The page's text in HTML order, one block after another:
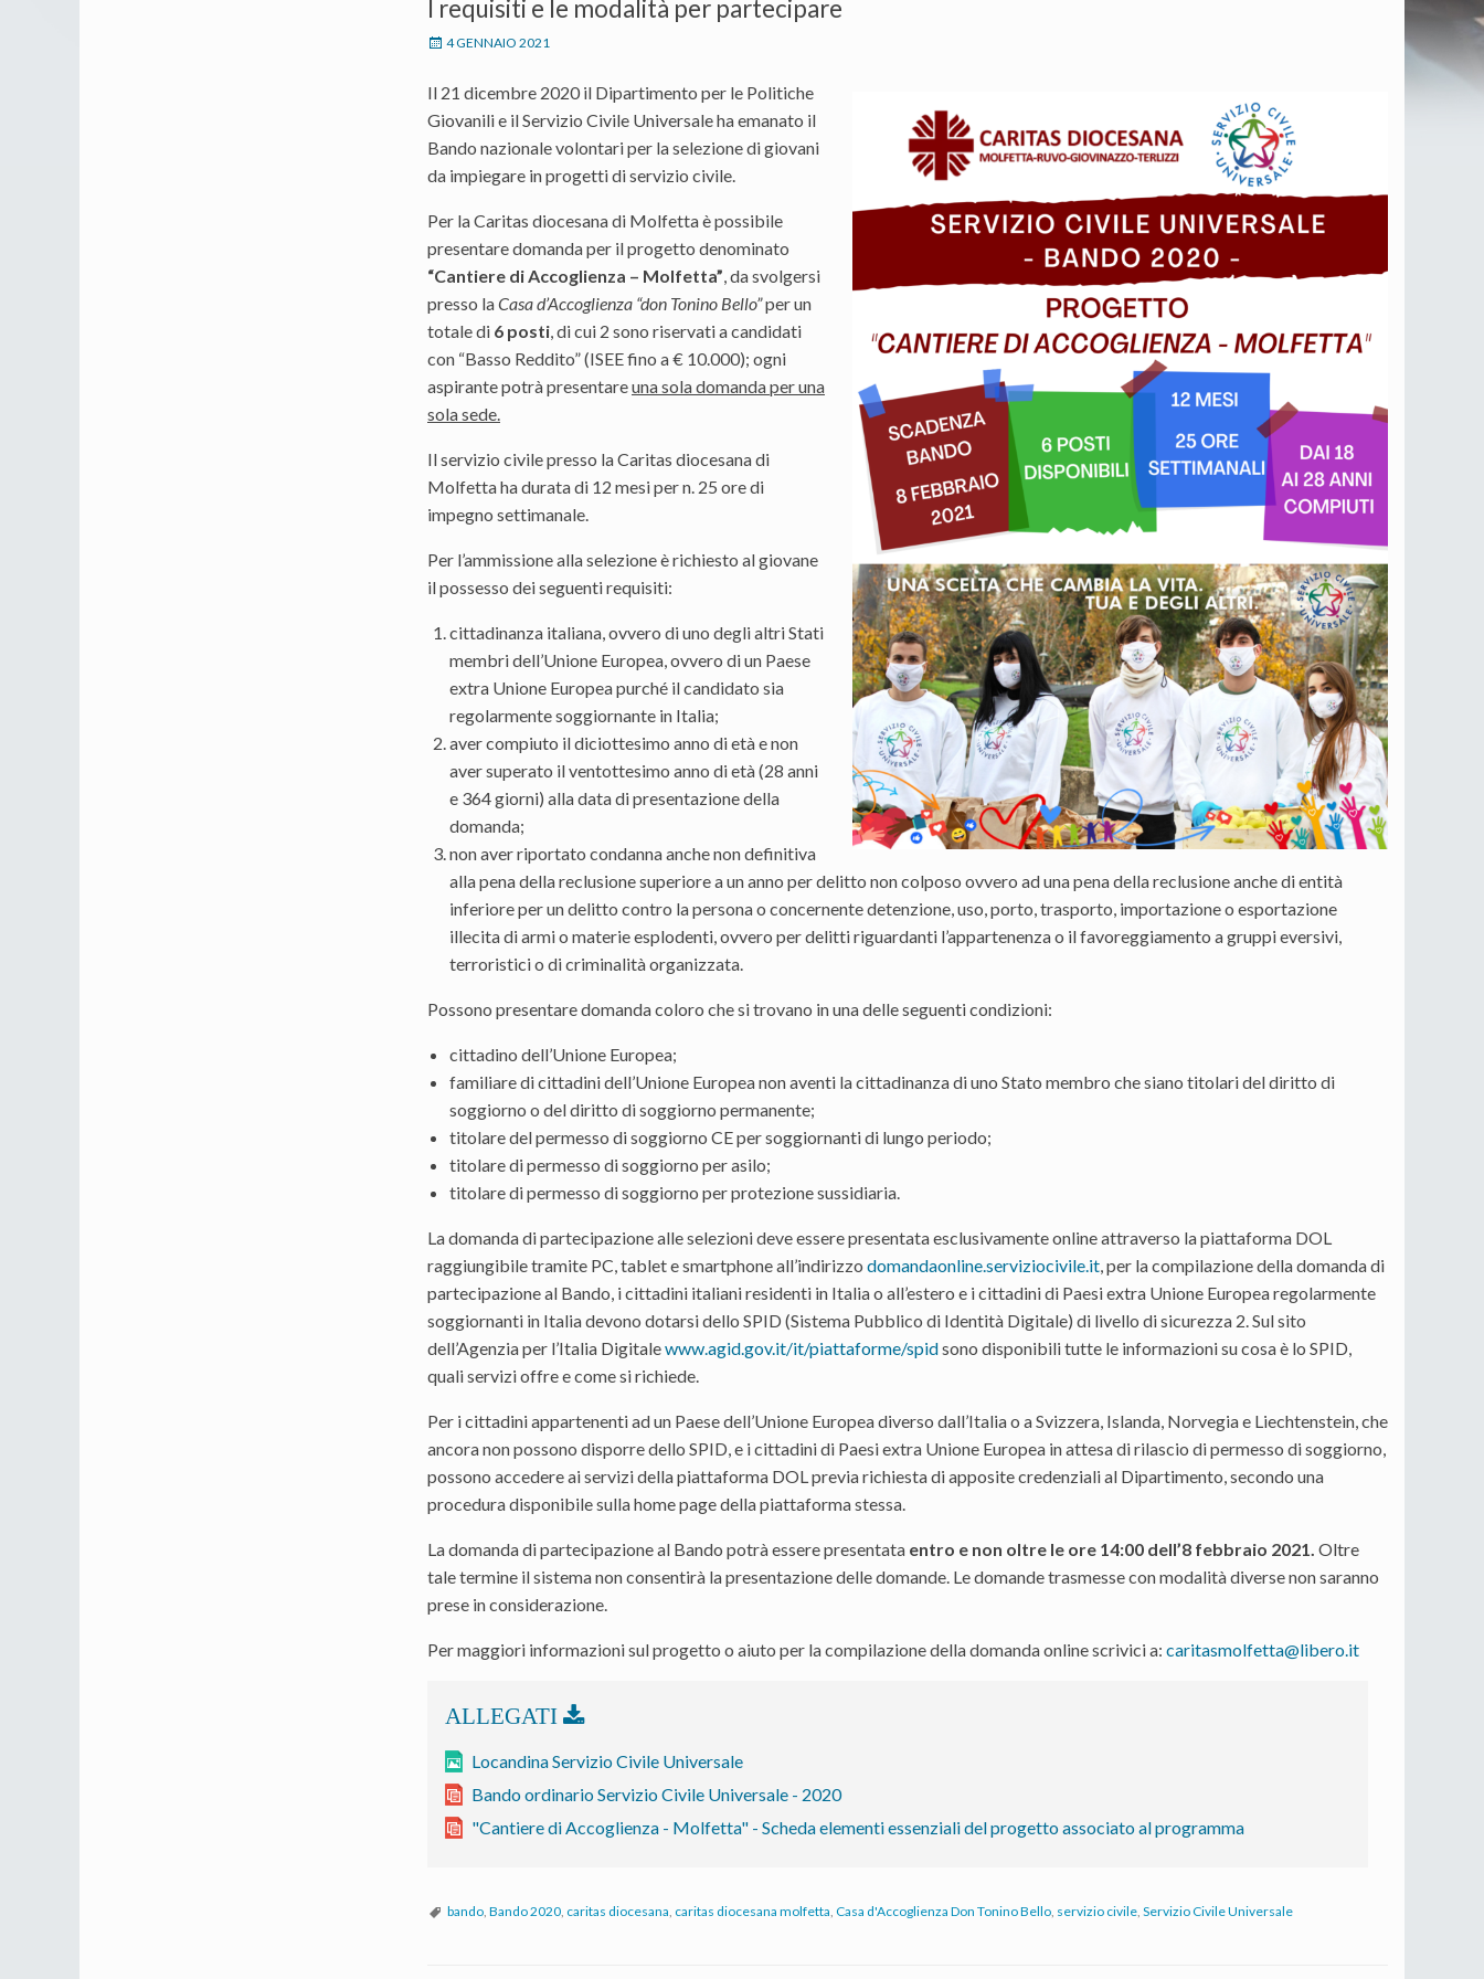
I requisiti e le modalità per partecipare
4 GENNAIO 2021
Il 21 dicembre 2020 il Dipartimento per le Politiche
Giovanili e il Servizio Civile Universale ha emanato il
Bando nazionale volontari per la selezione di giovani
da impiegare in progetti di servizio civile.
Per la Caritas diocesana di Molfetta è possibile
presentare domanda per il progetto denominato
“Cantiere di Accoglienza – Molfetta” , da svolgersi
presso laCasa d’Accoglienza “don Tonino Bello”per un
totale di 6 posti , di cui 2 sono riservati a candidati
con “Basso Reddito” (ISEE fino a € 10.000); ogni
aspirante potrà presentareuna sola domanda per una
sola sede.
Il servizio civile presso la Caritas diocesana di
Molfetta ha durata di 12 mesi per n. 25 ore di
impegno settimanale.
Per l’ammissione alla selezione è richiesto al giovane
il possesso dei seguenti requisiti:
cittadinanza italiana, ovvero di uno degli altri Stati
membri dell’Unione Europea, ovvero di un Paese
extra Unione Europea purché il candidato sia
regolarmente soggiornante in Italia;
aver compiuto il diciottesimo anno di età e non
aver superato il ventottesimo anno di età (28 anni
e 364 giorni) alla data di presentazione della
domanda;
non aver riportato condanna anche non definitiva
alla pena della reclusione superiore a un anno per delitto non colposo ovvero ad una pena della reclusione anche di entità
inferiore per un delitto contro la persona o concernente detenzione, uso, porto, trasporto, importazione o esportazione
illecita di armi o materie esplodenti, ovvero per delitti riguardanti l’appartenenza o il favoreggiamento a gruppi eversivi,
terroristici o di criminalità organizzata.
Possono presentare domanda coloro che si trovano in una delle seguenti condizioni:
cittadino dell’Unione Europea;
familiare di cittadini dell’Unione Europea non aventi la cittadinanza di uno Stato membro che siano titolari del diritto di
soggiorno o del diritto di soggiorno permanente;
titolare del permesso di soggiorno CE per soggiornanti di lungo periodo;
titolare di permesso di soggiorno per asilo;
titolare di permesso di soggiorno per protezione sussidiaria.
La domanda di partecipazione alle selezioni deve essere presentata esclusivamente online attraverso la piattaforma DOL
raggiungibile tramite PC, tablet e smartphone all’indirizzo domandaonline.serviziocivile.it , per la compilazione della domanda di
partecipazione al Bando, i cittadini italiani residenti in Italia o all’estero e i cittadini di Paesi extra Unione Europea regolarmente
soggiornanti in Italia devono dotarsi dello SPID (Sistema Pubblico di Identità Digitale) di livello di sicurezza 2. Sul sito
dell’Agenzia per l’Italia Digitalewww.agid.gov.it/it/piattaforme/spidsono disponibili tutte le informazioni su cosa è lo SPID,
quali servizi offre e come si richiede.
Per i cittadini appartenenti ad un Paese dell’Unione Europea diverso dall’Italia o a Svizzera, Islanda, Norvegia e Liechtenstein, che
ancora non possono disporre dello SPID, e i cittadini di Paesi extra Unione Europea in attesa di rilascio di permesso di soggiorno,
possono accedere ai servizi della piattaforma DOL previa richiesta di apposite credenziali al Dipartimento, secondo una
procedura disponibile sulla home page della piattaforma stessa.
La domanda di partecipazione al Bando potrà essere presentata entro e non oltre le ore 14:00 dell’8 febbraio 2021. Oltre
tale termine il sistema non consentirà la presentazione delle domande. Le domande trasmesse con modalità diverse non saranno
prese in considerazione.
Per maggiori informazioni sul progetto o aiuto per la compilazione della domanda online scrivici a: caritasmolfetta@libero.it
Locandina Servizio Civile Universale
Bando ordinario Servizio Civile Universale - 2020
"Cantiere di Accoglienza - Molfetta" - Scheda elementi essenziali del progetto associato al programma
bando Bando 2020 caritas diocesana caritas diocesana molfetta Casa d'Accoglienza Don Tonino Bello servizio civile Servizio Civile Universale